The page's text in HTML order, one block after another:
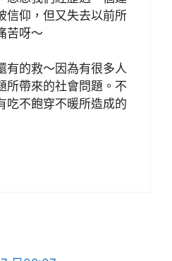
信仰，但又失去以前所
苦呀～
有的救～因為有很多人
所帶來的社會問題。不
吃不飽穿不暖所造成的